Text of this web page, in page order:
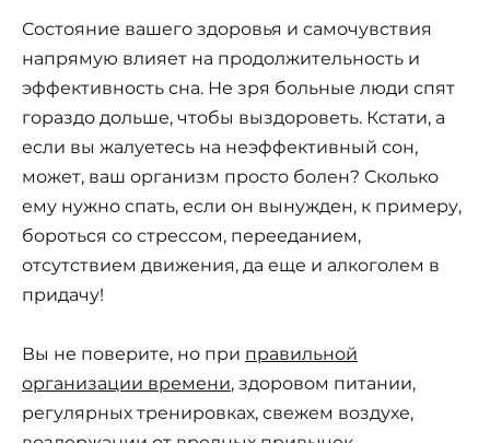
Состояние вашего здоровья и самочувствия
напрямую влияет на продолжительность и
эффективность сна. Не зря больные люди спят
гораздо дольше, чтобы выздороветь. Кстати, а
если вы жалуетесь на неэффективный сон,
может, ваш организм просто болен? Сколько
ему нужно спать, если он вынужден, к примеру,
бороться со стрессом, перееданием,
отсутствием движения, да еще и алкоголем в
придачу!
Вы не поверите, но при правильной
организации времени, здоровом питании,
регулярных тренировках, свежем воздухе,